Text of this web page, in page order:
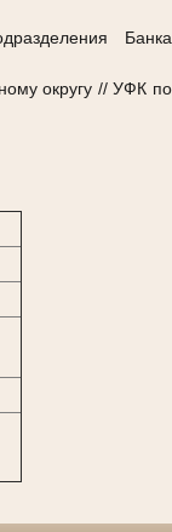
Банка
округу // УФК по